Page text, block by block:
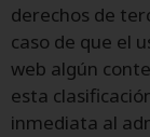
derechos de
caso de que el
web algún
esta
inmediata al